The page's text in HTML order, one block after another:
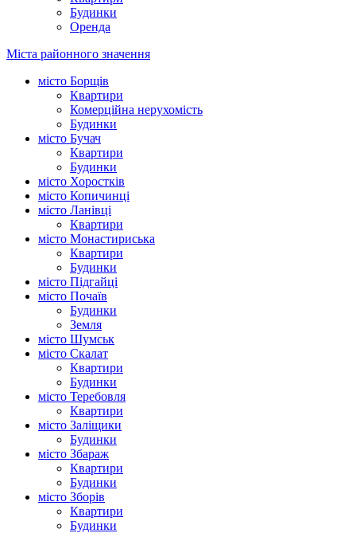
Будинки
Оренда
Міста районного значення
місто Борщів
Квартири
Комерційна нерухомість
Будинки
місто Бучач
Квартири
Будинки
місто Хоростків
місто Копичинці
місто Ланівці
Квартири
місто Монастириська
Квартири
Будинки
місто Підгайці
місто Почаїв
Будинки
Земля
місто Шумськ
місто Скалат
Квартири
Будинки
місто Теребовля
Квартири
місто Залiщики
Будинки
місто Збараж
Квартири
Будинки
місто Зборів
Квартири
Будинки